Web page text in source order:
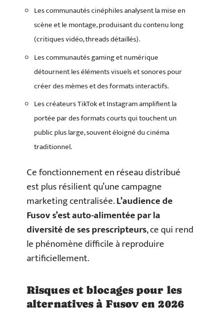
Les communautés cinéphiles analysent la mise en
scène et le montage, produisant du contenu long
(critiques vidéo, threads détaillés).
Les communautés gaming et numérique
détournent les éléments visuels et sonores pour
créer des mèmes et des formats interactifs.
Les créateurs TikTok et Instagram amplifient la
portée par des formats courts qui touchent un
public plus large, souvent éloigné du cinéma
traditionnel.
Ce fonctionnement en réseau distribué
est plus résilient qu’une campagne
marketing centralisée.L’audience de
Fusov s’est auto-alimentée par la
diversité de ses prescripteurs, ce qui rend
le phénomène difficile à reproduire
artificiellement.
Risques et blocages pour les
alternatives à Fusov en 2026